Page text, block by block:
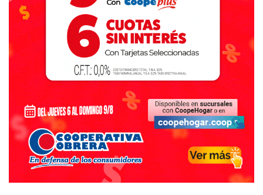
Aprehendido, Pissoni brindó la información necesaria para
que el equipo de Delitos Rurales avance sobre los
presuntos responsables de la sustracción. Así, el 8 de
octubre fue aprehendido Juan Carlos Castro durante un
allanamiento en Oriente.
Esa fecha, fue la misma en la que se sospecha que se
informó a Lema, el otro sospechoso, que la policía venía
por él. No obstante, posteriormente se entregó en la
Fiscalía y, al igual que Castro, ambos se encuentran
detenidos con prisión preventiva en el penal de Villa
Floresta aguardando el juicio oral.